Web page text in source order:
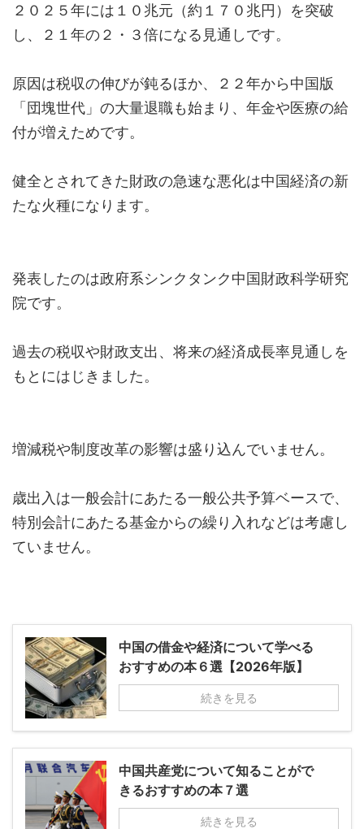
２０２５年には１０兆元（約１７０兆円）を突破
し、２１年の２・３倍になる見通しです。
原因は税収の伸びが鈍るほか、２２年から中国版
「団塊世代」の大量退職も始まり、年金や医療の給
付が増えためです。
健全とされてきた財政の急速な悪化は中国経済の新
たな火種になります。
発表したのは政府系シンクタンク中国財政科学研究
院です。
過去の税収や財政支出、将来の経済成長率見通しを
もとにはじきました。
増減税や制度改革の影響は盛り込んでいません。
歳出入は一般会計にあたる一般公共予算ベースで、
特別会計にあたる基金からの繰り入れなどは考慮し
ていません。
中国の借金や経済について学べる
おすすめの本６選【2026年版】
続きを見る
中国共産党について知ることがで
きるおすすめの本７選
続きを見る